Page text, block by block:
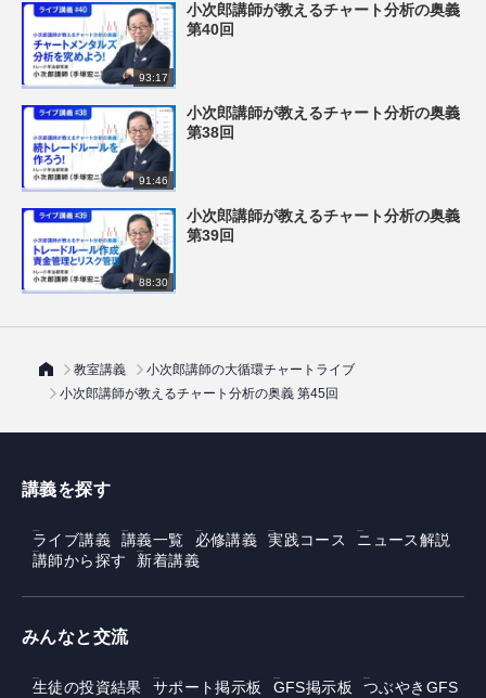
93:17
小次郎講師が教えるチャート分析の奥義
第40回
91:46
小次郎講師が教えるチャート分析の奥義
第38回
88:30
小次郎講師が教えるチャート分析の奥義
第39回
教室講義
小次郎講師の大循環チャートライブ
小次郎講師が教えるチャート分析の奥義 第45回
講義を探す
ライブ講義 講義一覧 必修講義 実践コース
ニュース解説
講師から探す
新着講義
みんなと交流
生徒の投資結果 サポート掲示板 GFS掲示板 つぶやきGFS